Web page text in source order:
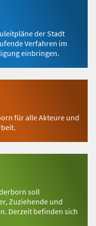
der Stadt
Verfahren im
einbringen.
für alle Akteure und
soll
Zuziehende und
Derzeit befinden sich